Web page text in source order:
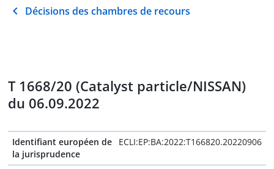
Décisions des chambres de recours
T 1668/20 (Catalyst particle/NISSAN)
du 06.09.2022
Identifiant européen de
la jurisprudence
ECLI:EP:BA:2022:T166820.20220906